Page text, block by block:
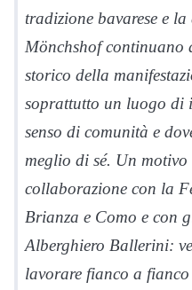
tradizione bavarese e
Mönchshof continuano
storico della
soprattutto un luogo di
senso di comunità e
meglio di sé. Un
collaborazione con la
Brianza e Como e con
Alberghiero Ballerini:
lavorare fianco a